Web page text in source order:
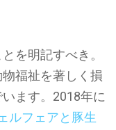
を明記すべき。
福祉を著しく損
ます。2018年に
ルフェアと豚生